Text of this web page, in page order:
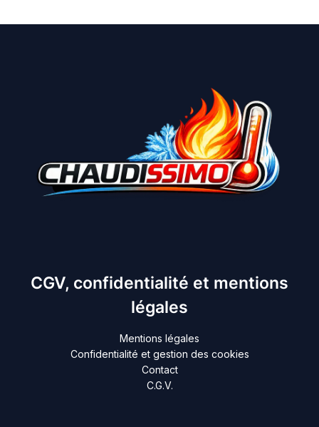
CGV, confidentialité et mentions
légales
Mentions légales
Confidentialité et gestion des cookies
Contact
C.G.V.